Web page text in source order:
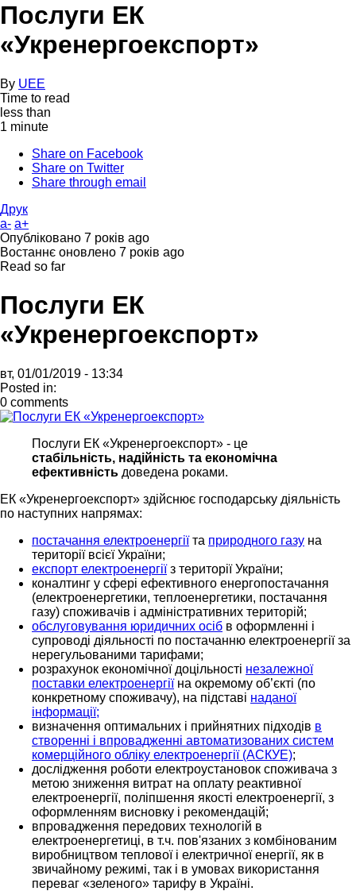
Послуги ЕК
«Укренергоекспорт»
By UEE
Time to read
less than
1 minute
Share on Facebook
Share on Twitter
Share through email
Друк
a- a+
Опубліковано 7 років ago
Востаннє оновлено 7 років ago
Read so far
Послуги ЕК
«Укренергоекспорт»
вт, 01/01/2019 - 13:34
Posted in:
0 comments
Послуги ЕК «Укренергоекспорт» - це
стабільність, надійність та економічна
ефективність доведена роками.
ЕК «Укренергоекспорт» здійснює господарську діяльність
по наступних напрямах:
постачання електроенергіїта природного газу на
території всієї України;
експорт електроенергіїз території України;
коналтинг у сфері ефективного енергопостачання
(електроенергетики, теплоенергетики, постачання
газу) споживачів і адміністративних територій;
обслуговування юридичних осіб в оформленні і
супроводі діяльності по постачанню електроенергії за
нерегульованими тарифами;
розрахунок економічної доцільності незалежної
поставки електроенергіїна окремому об’єкті (по
конкретному споживачу), на підставі наданої
інформації;
визначення оптимальних і прийнятних підходів в
створенні і впровадженні автоматизованих систем
комерційного обліку електроенергії (АСКУЕ);
дослідження роботи електроустановок споживача з
метою зниження витрат на оплату реактивної
електроенергії, поліпшення якості електроенергії, з
оформленням висновку і рекомендацій;
впровадження передових технологій в
електроенергетиці, в т.ч. пов'язаних з комбінованим
виробництвом теплової і електричної енергії, як в
звичайному режимі, так і в умовах використання
переваг «зеленого» тарифу в Україні.